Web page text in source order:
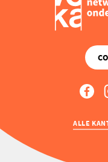
ALLE